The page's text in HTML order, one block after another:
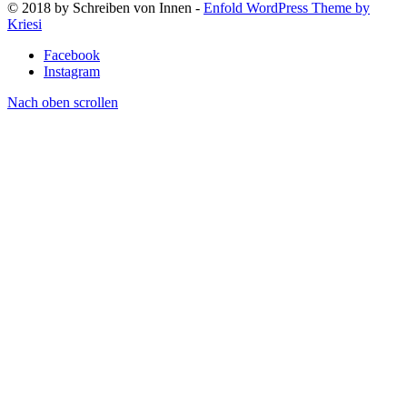
© 2018 by Schreiben von Innen - Enfold WordPress Theme by
Kriesi
Facebook
Instagram
Nach oben scrollen